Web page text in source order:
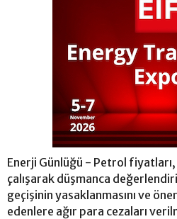
Enerji Günlüğü - Petrol
çalışarak düşmanca
geçişinin yasaklanmasını ve
edenlere ağır para cezaları